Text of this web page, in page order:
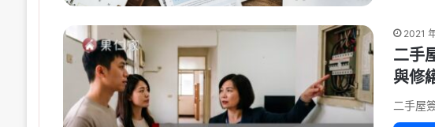
2021
二手
與修
二手屋